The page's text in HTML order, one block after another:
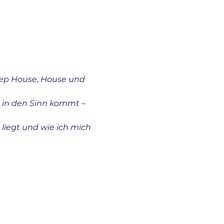
House, House und
den Sinn kommt –
und wie ich mich